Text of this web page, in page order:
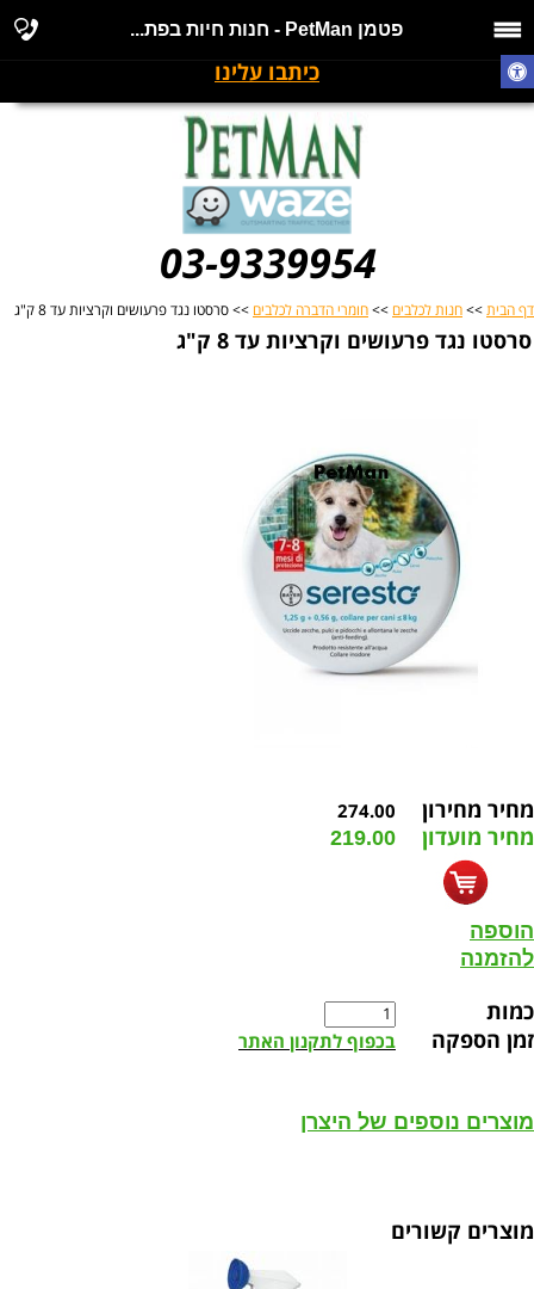
פטמן PetMan - חנות חיות בפת...
כיתבו עלינו
03-9339954
דף הבית >> חנות לכלבים >> חומרי הדברה לכלבים >> סרסטו נגד פרעושים וקרציות עד 8 ק"ג
סרסטו נגד פרעושים וקרציות עד 8 ק"ג
מחיר מחירון 274.00
מחיר מועדון 219.00
הוספה
להזמנה
כמות
זמן הספקה
בכפוף לתקנון האתר
מוצרים נוספים של היצרן
מוצרים קשורים